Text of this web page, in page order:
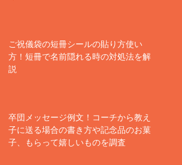
ご祝儀袋の短冊シールの貼り方使い
方！短冊で名前隠れる時の対処法を解
説
卒団メッセージ例文！コーチから教え
子に送る場合の書き方や記念品のお菓
子、もらって嬉しいものを調査